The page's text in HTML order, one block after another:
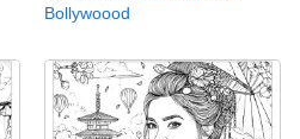
Bollywoood